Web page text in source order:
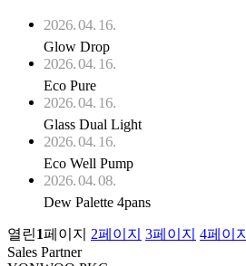
2026. 04. 16.
Glow Drop
2026. 04. 16.
Eco Pure
2026. 04. 16.
Glass Dual Light
2026. 04. 16.
Eco Well Pump
2026. 04. 08.
Dew Palette 4pans
열린1페이지 2페이지 3페이지 4페이지
Sales Partner